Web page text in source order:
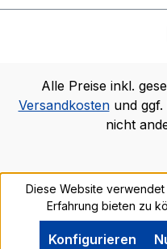
Alle Preise inkl.
Versandkostenund ggf.
nicht
Diese Website
Erfahrung bieten zu
Konfigurieren